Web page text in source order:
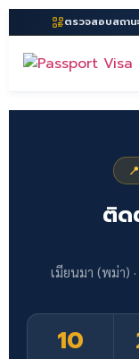
ตรวจสอบสถาน
Home
ความรู้
ติดต่อเรา
ติด
เมียนมา (พม่า)
10